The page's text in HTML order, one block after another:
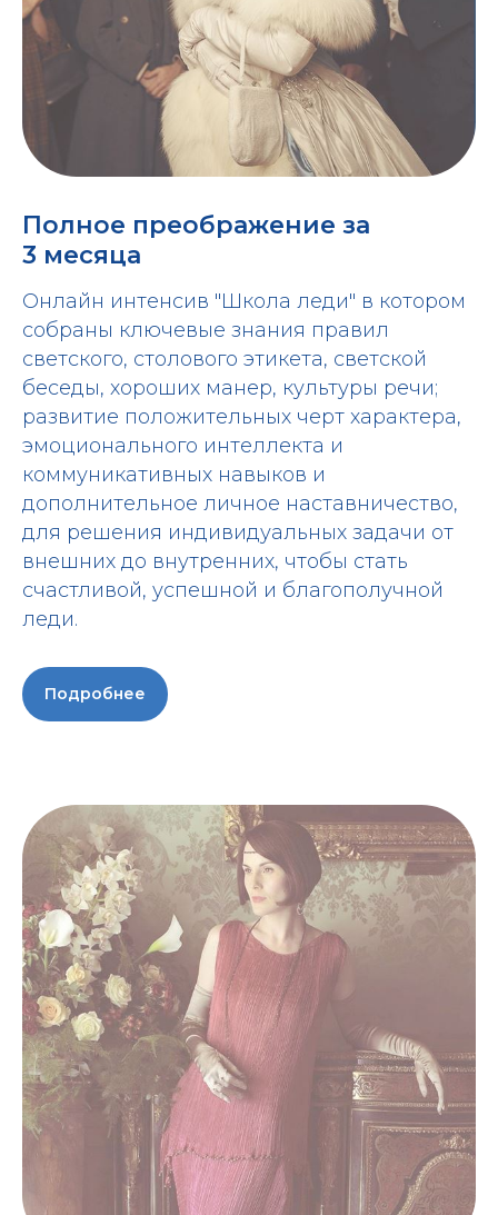
Полное преображение за
3 месяца
Онлайн интенсив "Школа леди" в котором
собраны ключевые знания правил
светского, столового этикета, светской
беседы, хороших манер, культуры речи;
развитие положительных черт характера,
эмоционального интеллекта и
коммуникативных навыков и
дополнительное личное наставничество,
для решения индивидуальных задачи от
внешних до внутренних, чтобы стать
счастливой, успешной и благополучной
леди.
Подробнее